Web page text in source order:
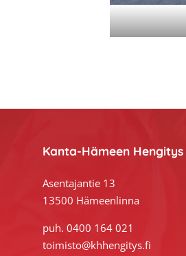
Kanta-Hämeen
Asentajantie 13
13500 Hämeenlinna
puh. 0400 164 021
toimisto@khhengitys.fi